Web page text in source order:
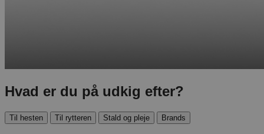
Hvad er du på udkig efter?
Til hesten Til rytteren Stald og pleje Brands